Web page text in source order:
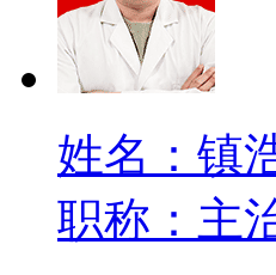
姓名：镇
职称：主